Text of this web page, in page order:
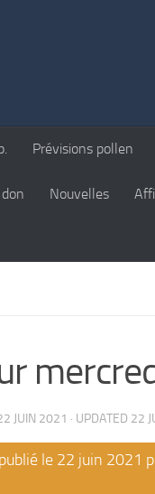
Prévisions pollen
Nouvelles
JUIN 2021 · UPDATED 22
le 22 juin 2021